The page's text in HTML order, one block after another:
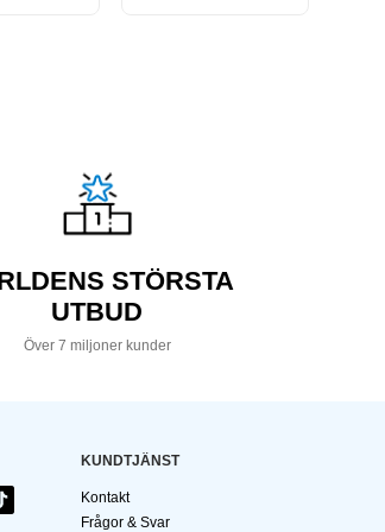
STÖRSTA
UTBUD
Över 7 miljoner kunder
KUNDTJÄNST
Kontakt
Frågor & Svar